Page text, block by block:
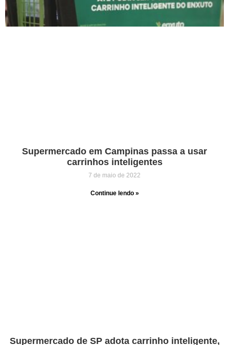
Supermercado em Campinas passa a usar
carrinhos inteligentes
7 de maio de 2022
Continue lendo »
Supermercado de SP adota carrinho inteligente,